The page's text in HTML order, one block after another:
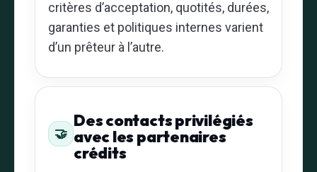
critères d’acceptation, quotités, durées,
garanties et politiques internes varient
d’un prêteur à l’autre.
🤝
Des contacts privilégiés
avec les partenaires
crédits